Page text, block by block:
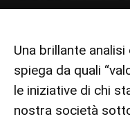
Una brillante analisi
spiega da quali
le iniziative di chi
nostra società